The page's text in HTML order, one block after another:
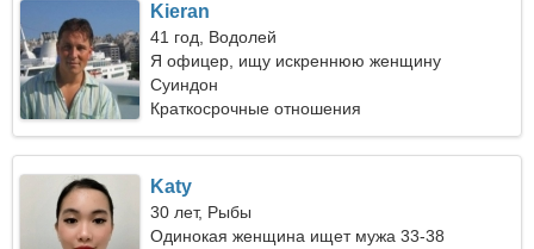
Kieran
41 год, Водолей
Я офицер, ищу искреннюю женщину
Суиндон
Краткосрочные отношения
Katy
30 лет, Рыбы
Одинокая женщина ищет мужа 33-38